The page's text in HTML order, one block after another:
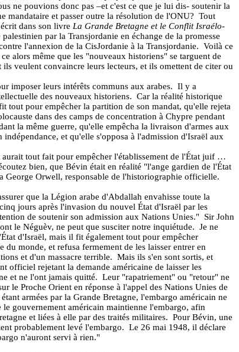
ne pouvions donc pas –et c'est ce que je lui dis- soutenir la
mandataire et passer outre la résolution de l'ONU? Tout
dans son livre La Grande Bretagne et le Conflit Israélo-
par la Transjordanie en échange de la promesse
l'annexion de la CisJordanie à la Transjordanie. Voilà ce
ce alors même que les "nouveaux historiens" se targuent de
veulent convaincre leurs lecteurs, et ils omettent de citer ou
imposer leurs intérêts communs aux arabes. Il y a
des nouveaux historiens. Car la réalité historique
tout pour empêcher la partition de son mandat, qu'elle rejeta
dans des camps de concentration à Chypre pendant
la même guerre, qu'elle empêcha la livraison d'armes aux
et qu'elle s'opposa à l'admission d'Israël aux
tout fait pour empêcher l'établissement de l'État juif …
bien, que Bévin était en réalité "l'ange gardien de l'État
George Orwell, responsable de l'historiographie officielle.
que la Légion arabe d'Abdallah envahisse toute la
jours après l'invasion du nouvel État d'Israël par les
de soutenir son admission aux Nations Unies." Sir John
le Néguèv, ne peut que susciter notre inquiétude. Je ne
d'Israël, mais il fit également tout pour empêcher
monde, et refusa fermement de les laisser entrer en
et d'un massacre terrible. Mais ils s'en sont sortis, et
officiel rejetant la demande américaine de laisser les
et ne l'ont jamais quitté. Leur "rapatriement" ou "retour" ne
le Proche Orient en réponse à l'appel des Nations Unies de
armées par la Grande Bretagne, l'embargo américain ne
gouvernement américain maintienne l'embargo, afin
et liées à elle par des traités militaires. Pour Bévin, une
probablement levé l'embargo. Le 26 mai 1948, il déclare
n'auront servi à rien."